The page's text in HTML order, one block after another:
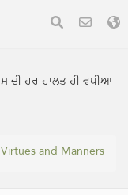
ਦੀ ਹਰ ਹਾਲਤ ਹੀ ਵਧੀਆ
Virtues and Manners